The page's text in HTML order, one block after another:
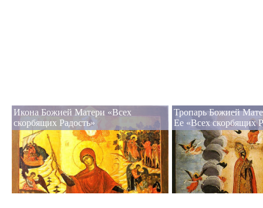
Икона Божией Матери «Всех
скорбящих Радость»
Тропарь Божией
Ее «Всех скорбящих